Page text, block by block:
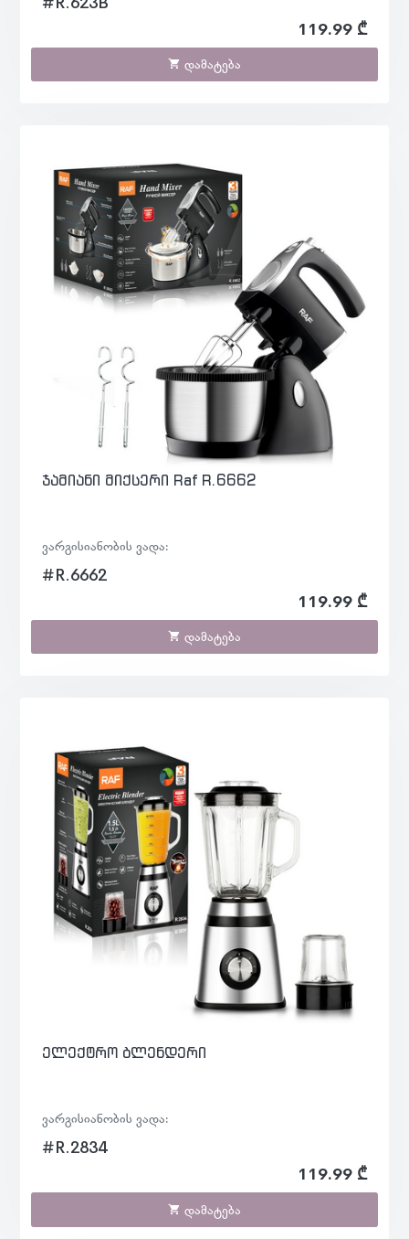
119.99 ₾
დამატება
ჯამიანი მიქსერი Raf R.6662
ვარგისიანობის ვადა:
#R.6662
119.99 ₾
დამატება
ელექტრო ბლენდერი
ვარგისიანობის ვადა:
#R.2834
119.99 ₾
დამატება